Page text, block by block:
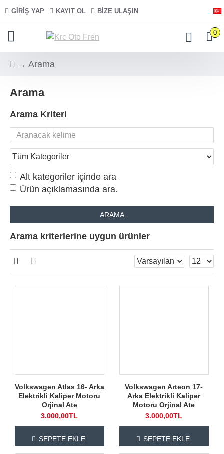
GIRIŞ YAP KAYIT OL BIZE ULAŞIN
0
Arama
Arama
Arama Kriteri
Alt kategoriler içinde ara
Ürün açıklamasında ara.
ARAMA
Arama kriterlerine uygun ürünler
Volkswagen Atlas 16- Arka
Elektrikli Kaliper Motoru
Orjinal Ate
3.000,00TL
SEPETE EKLE
Volkswagen Arteon 17-
Arka Elektrikli Kaliper
Motoru Orjinal Ate
3.000,00TL
SEPETE EKLE